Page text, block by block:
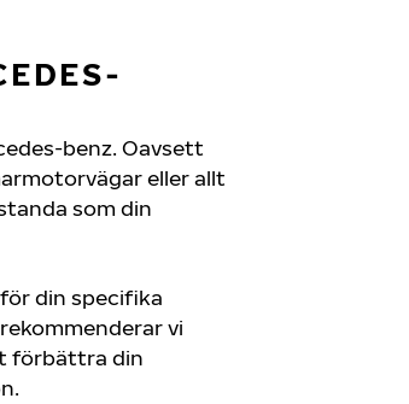
benz. Oavsett
eller allt
som din
din specifika
vi
förbättra din